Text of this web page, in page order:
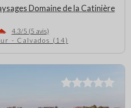
Domaine de la Catinière
4.3/5 (5 avis)
- Calvados (14)